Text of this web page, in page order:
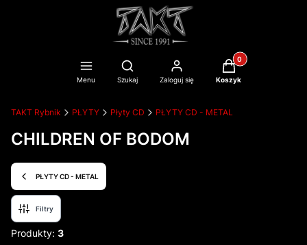
Menu
Otwórz wyszukiwarkę
Szukaj Zaloguj się
Produkty w
Koszyk
TAKT Rybnik PŁYTY Płyty CD PŁYTY CD - METAL
CHILDREN OF BODOM
PŁYTY CD - METAL
Filtry
Produkty: 3